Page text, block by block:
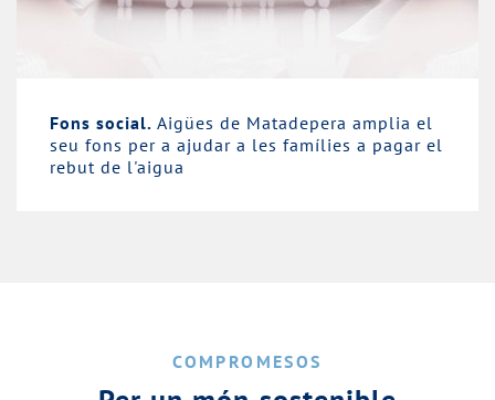
Fons social. Aigües de Matadepera amplia el
seu fons per a ajudar a les famílies a pagar el
rebut de l'aigua
COMPROMESOS